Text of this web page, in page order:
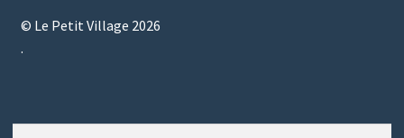
© Le Petit Village 2026
.